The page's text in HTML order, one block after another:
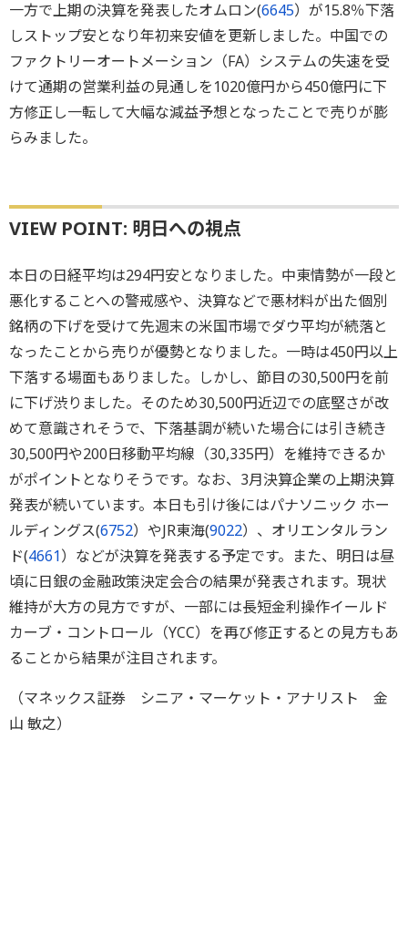
一方で上期の決算を発表したオムロン(6645）が15.8％下落
しストップ安となり年初来安値を更新しました。中国での
ファクトリーオートメーション（FA）システムの失速を受
けて通期の営業利益の見通しを1020億円から450億円に下
方修正し一転して大幅な減益予想となったことで売りが膨
らみました。
VIEW POINT: 明日への視点
本日の日経平均は294円安となりました。中東情勢が一段と
悪化することへの警戒感や、決算などで悪材料が出た個別
銘柄の下げを受けて先週末の米国市場でダウ平均が続落と
なったことから売りが優勢となりました。一時は450円以上
下落する場面もありました。しかし、節目の30,500円を前
に下げ渋りました。そのため30,500円近辺での底堅さが改
めて意識されそうで、下落基調が続いた場合には引き続き
30,500円や200日移動平均線（30,335円）を維持できるか
がポイントとなりそうです。なお、3月決算企業の上期決算
発表が続いています。本日も引け後にはパナソニック ホー
ルディングス(6752）やJR東海(9022）、オリエンタルラン
ド(4661）などが決算を発表する予定です。また、明日は昼
頃に日銀の金融政策決定会合の結果が発表されます。現状
維持が大方の見方ですが、一部には長短金利操作イールド
カーブ・コントロール（YCC）を再び修正するとの見方もあ
ることから結果が注目されます。
（マネックス証券 シニア・マーケット・アナリスト 金
山 敏之）